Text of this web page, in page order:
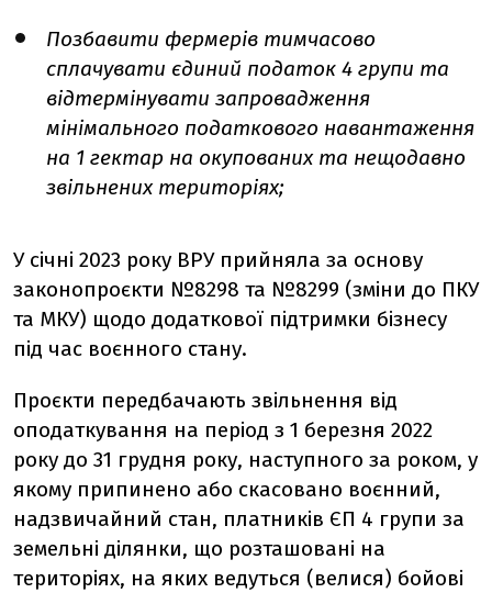
Позбавити фермерів тимчасово
сплачувати єдиний податок 4 групи та
відтермінувати запровадження
мінімального податкового навантаження
на 1 гектар на окупованих та нещодавно
звільнених територіях;
У січні 2023 року ВРУ прийняла за основу
законопроєкти №8298 та №8299 (зміни до ПКУ
та МКУ) щодо додаткової підтримки бізнесу
під час воєнного стану.
Проєкти передбачають звільнення від
оподаткування на період з 1 березня 2022
року до 31 грудня року, наступного за роком, у
якому припинено або скасовано воєнний,
надзвичайний стан, платників ЄП 4 групи за
земельні ділянки, що розташовані на
територіях, на яких ведуться (велися) бойові